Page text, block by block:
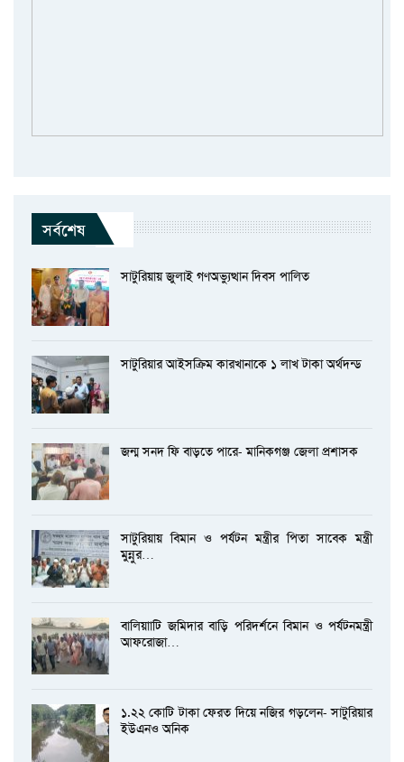
সর্বশেষ
সাটুরিয়ায় জুলাই গণঅভ্যুত্থান দিবস পালিত
সাটুরিয়ার আইসক্রিম কারখানাকে ১ লাখ টাকা অর্থদন্ড
জন্ম সনদ ফি বাড়তে পারে- মানিকগঞ্জ জেলা প্রশাসক
সাটুরিয়ায় বিমান ও পর্যটন মন্ত্রীর পিতা সাবেক মন্ত্রী
মুন্নুর…
বালিয়াাটি জমিদার বাড়ি পরিদর্শনে বিমান ও পর্যটনমন্ত্রী
আফরোজা…
১.২২ কোটি টাকা ফেরত দিয়ে নজির গড়লেন- সাটুরিয়ার
ইউএনও অনিক